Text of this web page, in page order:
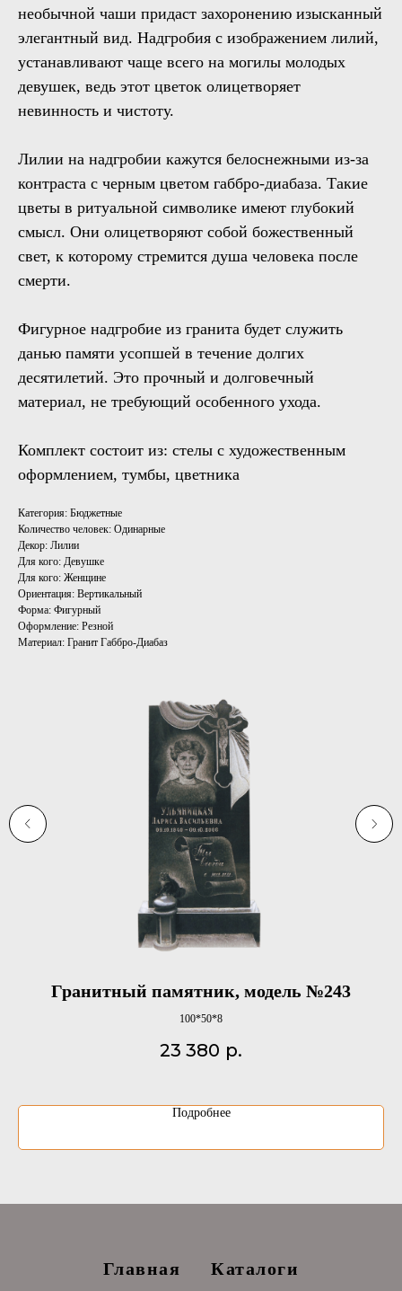
необычной чаши придаст захоронению изысканный
элегантный вид. Надгробия с изображением лилий,
устанавливают чаще всего на могилы молодых
девушек, ведь этот цветок олицетворяет
невинность и чистоту.
Лилии на надгробии кажутся белоснежными из-за
контраста с черным цветом габбро-диабаза. Такие
цветы в ритуальной символике имеют глубокий
смысл. Они олицетворяют собой божественный
свет, к которому стремится душа человека после
смерти.
Фигурное надгробие из гранита будет служить
данью памяти усопшей в течение долгих
десятилетий. Это прочный и долговечный
материал, не требующий особенного ухода.
Комплект состоит из: стелы с художественным
оформлением, тумбы, цветника
Категория: Бюджетные
Количество человек: Одинарные
Декор: Лилии
Для кого: Девушке
Для кого: Женщине
Ориентация: Вертикальный
Форма: Фигурный
Оформление: Резной
Материал: Гранит Габбро-Диабаз
Гранитный памятник, модель №243
100*50*8
23 380 р.
Подробнее
Главная Каталоги